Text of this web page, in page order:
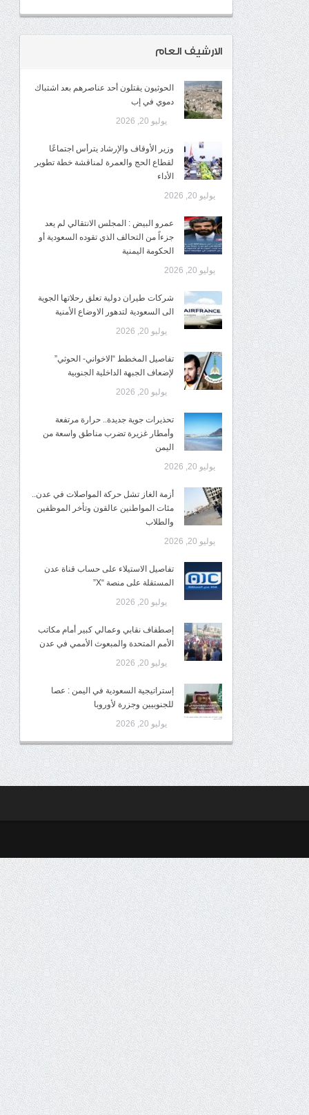
الارشيف العام
الحوثيون يقتلون أحد عناصرهم بعد اشتباك
دموي في إب
يوليو 20, 2026
وزير الأوقاف والإرشاد يترأس اجتماعًا
لقطاع الحج والعمرة لمناقشة خطة تطوير
الأداء
يوليو 20, 2026
عمرو البيض : المجلس الانتقالي لم يعد
جزءاً من التحالف الذي تقوده السعودية أو
الحكومة اليمنية
يوليو 20, 2026
شركات طيران دولية تعلق رحلاتها الجوية
الى السعودية لتدهور الاوضاع الأمنية
يوليو 20, 2026
تفاصيل المخطط “الاخواني- الحوثي”
لإضعاف الجبهة الداخلية الجنوبية
يوليو 20, 2026
تحذيرات جوية جديدة.. حرارة مرتفعة
وأمطار غزيرة تضرب مناطق واسعة من
اليمن
يوليو 20, 2026
أزمة الغاز تشل حركة المواصلات في عدن..
مئات المواطنين عالقون وتأخر الموظفين
والطلاب
يوليو 20, 2026
تفاصيل الاستيلاء على حساب قناة عدن
المستقلة على منصة “X”
يوليو 20, 2026
إصطفاف نقابي وعمالي كبير أمام مكاتب
الأمم المتحدة والمبعوث الأممي في عدن
يوليو 20, 2026
إستراتيجية السعودية في اليمن : عصا
للجنوبيين وجزرة لأوروبا
يوليو 20, 2026